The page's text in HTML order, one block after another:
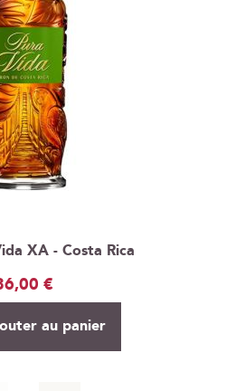
XA - Costa Rica
€
au panier